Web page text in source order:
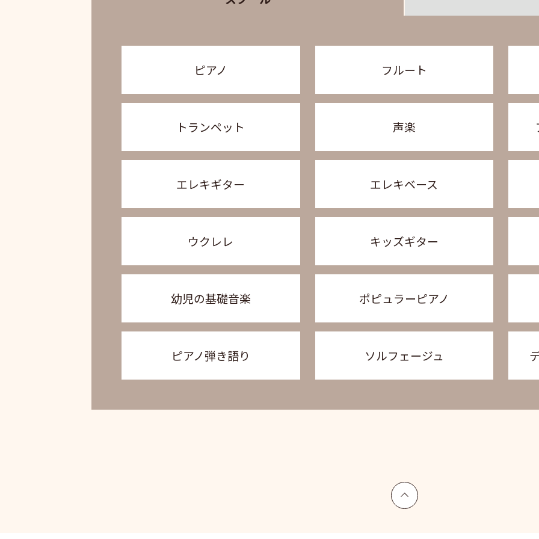
ピアノ フルート
トランペット 声楽
エレキギター エレキベース
ウクレレ キッズギター
幼児の基礎音楽 ポピュラーピアノ
ピアノ弾き語り ソルフェージュ
上へ戻る